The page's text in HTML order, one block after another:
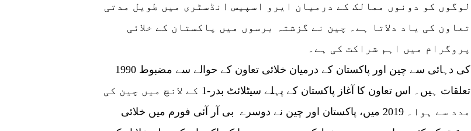
لوگوں کو دونوں ممالک کے درمیان ایرو اسپیس انڈسٹری میں طویل مدتی
تعاون کی یاد دلاتا ہے۔ چین نے گزشتہ برسوں میں پاکستان کے خلائی
پروگرام میں اہم شراکت کی ہے۔
1990 کی دہائی سے چین اور پاکستان کے درمیان خلائی تعاون کے حوالے سے مضبوط
تعلقات ہیں۔ اس تعاون کا آغاز پاکستان کے پہلے سیٹلائٹ بدر-1 کے لانچ میں چین کی
مدد سے ہوا۔ 2019 میں، پاکستان اور چین نے دوسرے بی آر آئی فورم میں خلائی